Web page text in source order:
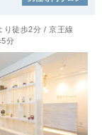
り徒歩2分 / 京王線
5分